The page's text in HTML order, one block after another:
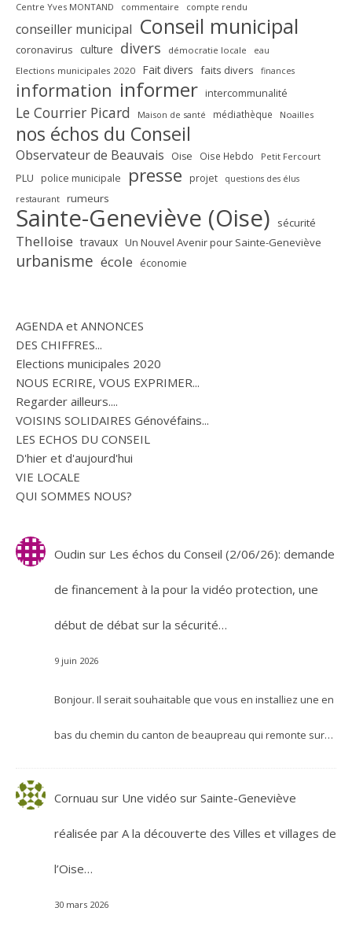
Centre Yves MONTAND commentaire compte rendu
conseiller municipal Conseil municipal
coronavirus culture divers démocratie locale eau
Elections municipales 2020 Fait divers faits divers finances
information informer intercommunalité
Le Courrier Picard Maison de santé médiathèque Noailles
nos échos du Conseil
Observateur de Beauvais Oise Oise Hebdo Petit Fercourt
PLU police municipale presse projet questions des élus
restaurant rumeurs
Sainte-Geneviève (Oise) sécurité
Thelloise travaux Un Nouvel Avenir pour Sainte-Geneviève
urbanisme école économie
AGENDA et ANNONCES
DES CHIFFRES...
Elections municipales 2020
NOUS ECRIRE, VOUS EXPRIMER...
Regarder ailleurs....
VOISINS SOLIDAIRES Génovéfains...
LES ECHOS DU CONSEIL
D'hier et d'aujourd'hui
VIE LOCALE
QUI SOMMES NOUS?
Oudin sur Les échos du Conseil (2/06/26): demande
de financement à la pour la vidéo protection, une
début de débat sur la sécurité…
9 juin 2026
Bonjour. Il serait souhaitable que vous en installiez une en
bas du chemin du canton de beaupreau qui remonte sur…
Cornuau sur Une vidéo sur Sainte-Geneviève
réalisée par A la découverte des Villes et villages de
l’Oise…
30 mars 2026